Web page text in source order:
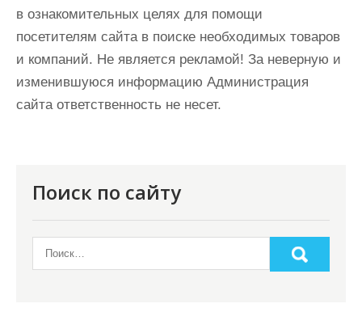
в ознакомительных целях для помощи
посетителям сайта в поиске необходимых товаров
и компаний. Не является рекламой! За неверную и
изменившуюся информацию Администрация
сайта ответственность не несет.
Поиск по сайту